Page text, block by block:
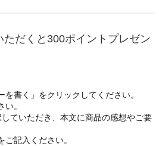
ただくと300ポイントプレゼン
書く」をクリックしてください。
。
ていただき、本文に商品の感想やご要
記入ください。